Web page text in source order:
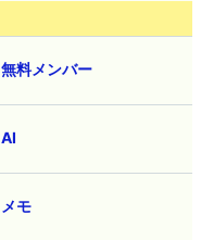
無料メンバー
AI
メモ